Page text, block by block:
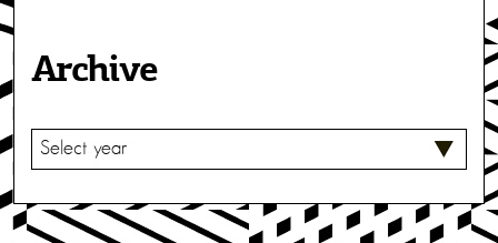
Archive
V
I
T